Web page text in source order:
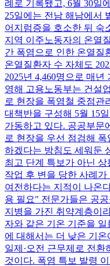
례로 기록됐고, 6월 30일
25일에는 전남 해남에서
어지럼증을 호소한 뒤 숙
지역 이주노동자의 온열
간 폭염으로 인한 온열질
온열질환자 수 자체도
2025년 4,460명으로 매
영해 고용노동부는 건설
로 현장을 폭염철 중점관
대책반을 구성해 5월 15
가동하고 있다. 공공부문
로 현장을 우선 점검해
하겠다는 방침도 세워둔
최고 단계 특보가 아닌
작업 후 변을 당한 사례
여전하다는 지적이 나온
용 필요" 전문가들은 공
지병을 가진 취약계층이
자와 같은 기온 기준을
에 대해서는 더 낮은 기
일제·오전 근무제로 전
것이다. 폭염 특보 발령